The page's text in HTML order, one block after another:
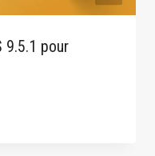
9.5.1 pour